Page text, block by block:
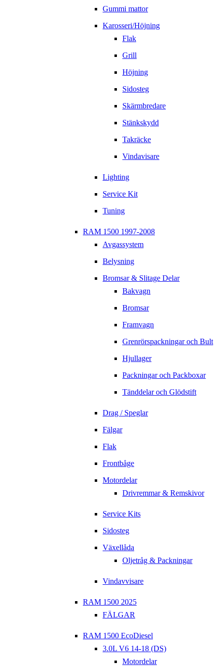
Gummi mattor
Karosseri/Höjning
Flak
Grill
Höjning
Sidosteg
Skärmbredare
Stänkskydd
Takräcke
Vindavisare
Lighting
Service Kit
Tuning
RAM 1500 1997-2008
Avgassystem
Belysning
Bromsar & Slitage Delar
Bakvagn
Bromsar
Framvagn
Grenrörspackningar och Bult
Hjullager
Packningar och Packboxar
Tänddelar och Glödstift
Drag / Speglar
Fälgar
Flak
Frontbåge
Motordelar
Drivremmar & Remskivor
Service Kits
Sidosteg
Växellåda
Oljetråg & Packningar
Vindavvisare
RAM 1500 2025
FÄLGAR
RAM 1500 EcoDiesel
3.0L V6 14-18 (DS)
Motordelar